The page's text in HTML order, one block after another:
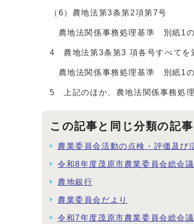
（6）農地法第3条第2項第7号
農地法関係事務処理基準 別紙1
4 農地法第3条第3 項各号すべてを
農地法関係事務処理基準 別紙1
5 上記のほか、農地法関係事務処
この記事と同じ分類の記事
農業委員会活動の点検・評価及び
令和8年度茂原市農業委員会総会
農地銀行
農業委員会だより
令和7年度茂原市農業委員会総会